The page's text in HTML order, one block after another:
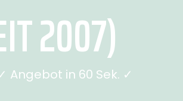
2007)
Angebot in 60 Sek. ✓